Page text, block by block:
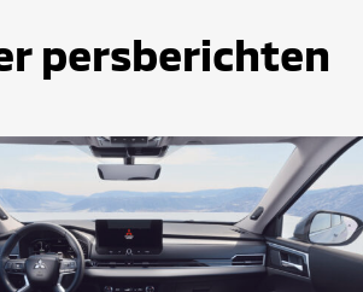
persberichten